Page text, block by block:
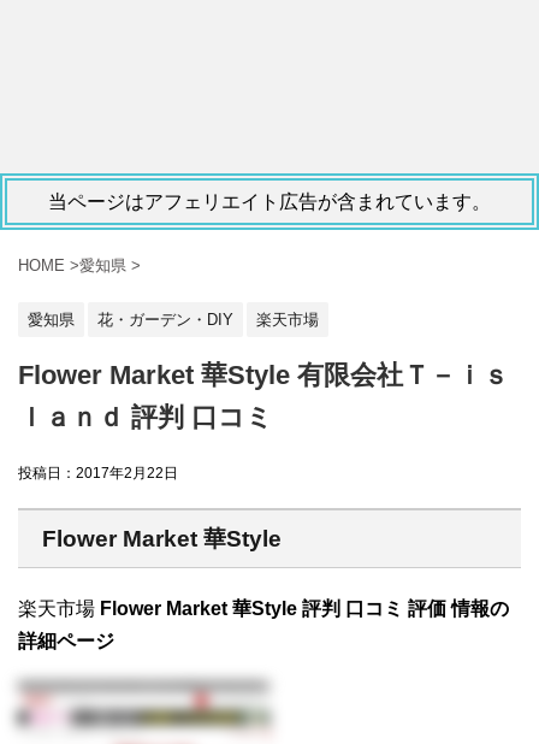
当ページはアフェリエイト広告が含まれています。
HOME >愛知県 >
愛知県 花・ガーデン・DIY 楽天市場
Flower Market 華Style 有限会社Ｔ－ｉｓ
ｌａｎｄ 評判 口コミ
投稿日： 2017年2月22日
Flower Market 華Style
楽天市場 Flower Market 華Style 評判 口コミ 評価 情報の
詳細ページ